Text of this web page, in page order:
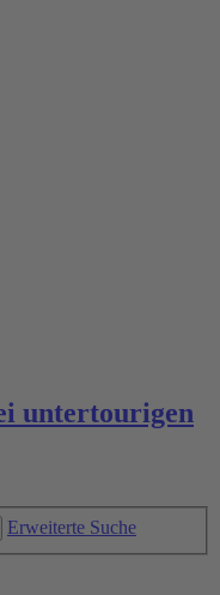
untertourigen
Erweiterte Suche